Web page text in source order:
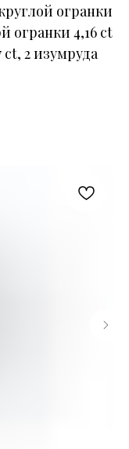
огранки
огранки 4,16 ct
ct, 2 изумруда